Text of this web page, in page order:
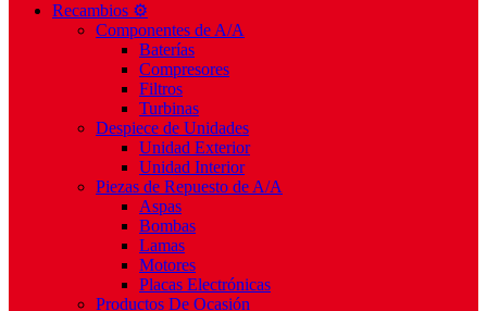
Recambios ⚙️
Componentes de A/A
Baterías
Compresores
Filtros
Turbinas
Despiece de Unidades
Unidad Exterior
Unidad Interior
Piezas de Repuesto de A/A
Aspas
Bombas
Lamas
Motores
Placas Electrónicas
Productos De Ocasión